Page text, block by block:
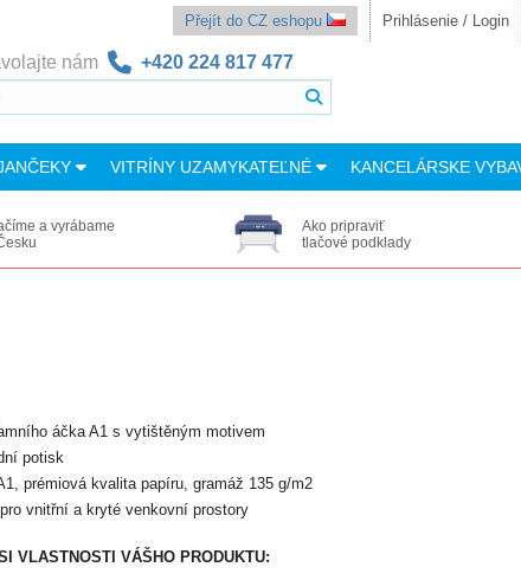
Přejít do CZ eshopu Prihlásenie / Login
nám +420 224 817 477
VITRÍNY UZAMYKATEĽNÉ KANCELÁRSKE
a vyrábame
Ako pripraviť
tlačové podklady
áčka A1 s vytištěným motivem
potisk
prémiová kvalita papíru, gramáž 135 g/m2
vnitřní a kryté venkovní prostory
VLASTNOSTI VÁŠHO PRODUKTU: